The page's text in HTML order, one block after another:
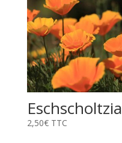
Eschscholtzia
2,50€ TTC